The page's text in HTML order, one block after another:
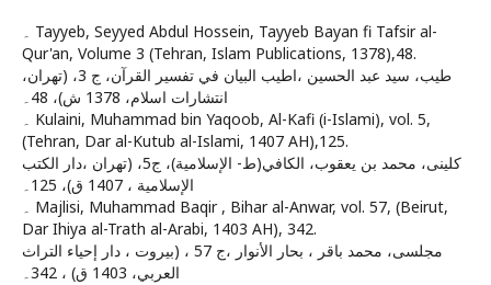
۔ Tayyeb, Seyyed Abdul Hossein, Tayyeb Bayan fi Tafsir al-
Qur'an, Volume 3 (Tehran, Islam Publications, 1378),48.
طيب، سيد عبد الحسين ،اطيب البيان في تفسير القرآن، ج 3، (تهران،
انتشارات اسلام، 1378 ش)، 48۔
۔ Kulaini, Muhammad bin Yaqoob, Al-Kafi (i-Islami), vol. 5,
(Tehran, Dar al-Kutub al-Islami, 1407 AH),125.
كلينى، محمد بن يعقوب‏، الكافي(ط- الإسلامية)، ج‏5، (تهران ،دار الكتب
الإسلامية ، 1407 ق‏)، 125۔
۔ Majlisi, Muhammad Baqir , Bihar al-Anwar, vol. 57, (Beirut,
Dar Ihiya al-Trath al-Arabi, 1403 AH), 342.
مجلسى، محمد باقر ‏، بحار الأنوار ،ج 57 ، (بيروت ، دار إحياء التراث
العربي‏، 1403 ق) ، 342۔